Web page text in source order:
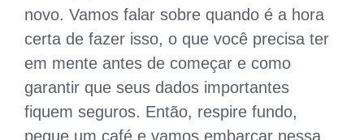
novo. Vamos falar sobre quando é a hora
certa de fazer isso, o que você precisa ter
em mente antes de começar e como
garantir que seus dados importantes
fiquem seguros. Então, respire fundo,
pegue um café e vamos embarcar nessa